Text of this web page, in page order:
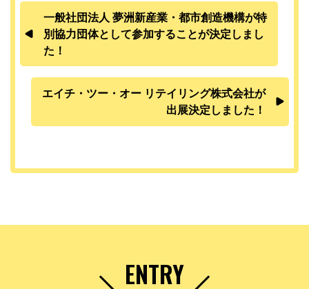
一般社団法人 夢洲新産業・都市創造機構が特
別協力団体として参加することが決定しまし
た！
エイチ・ツー・オー リテイリング株式会社が
出展決定しました！
ENTRY